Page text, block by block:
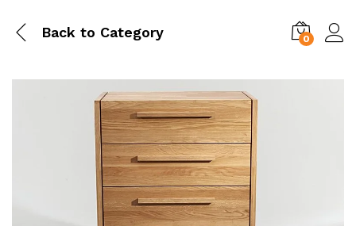
Back to Category 0